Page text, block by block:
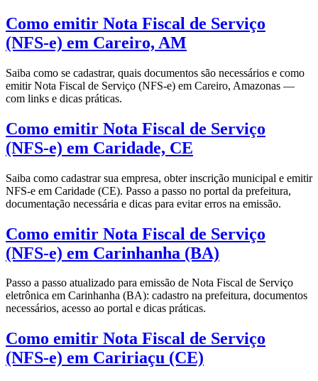
Como emitir Nota Fiscal de Serviço
(NFS-e) em Careiro, AM
Saiba como se cadastrar, quais documentos são necessários e como
emitir Nota Fiscal de Serviço (NFS-e) em Careiro, Amazonas —
com links e dicas práticas.
Como emitir Nota Fiscal de Serviço
(NFS-e) em Caridade, CE
Saiba como cadastrar sua empresa, obter inscrição municipal e emitir
NFS-e em Caridade (CE). Passo a passo no portal da prefeitura,
documentação necessária e dicas para evitar erros na emissão.
Como emitir Nota Fiscal de Serviço
(NFS-e) em Carinhanha (BA)
Passo a passo atualizado para emissão de Nota Fiscal de Serviço
eletrônica em Carinhanha (BA): cadastro na prefeitura, documentos
necessários, acesso ao portal e dicas práticas.
Como emitir Nota Fiscal de Serviço
(NFS-e) em Caririaçu (CE)